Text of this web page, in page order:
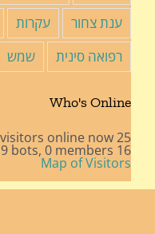
ענת צחור
עקרות
רפואה סינית
שמש
Who's Online
25 visitors online now
16 guests,
9 bots, 0 members
Map of Visitors